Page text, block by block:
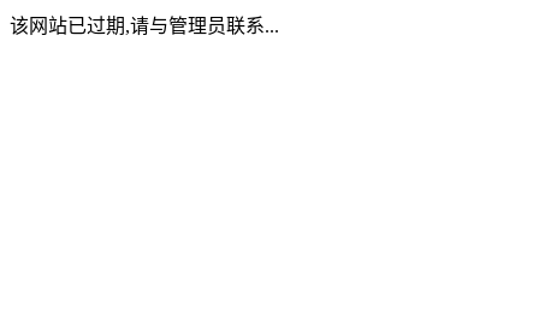
该网站已过期,请与管理员联系...